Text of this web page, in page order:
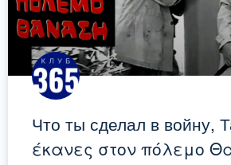
Что ты сделал в войну,
έκανες στον πόλεμο